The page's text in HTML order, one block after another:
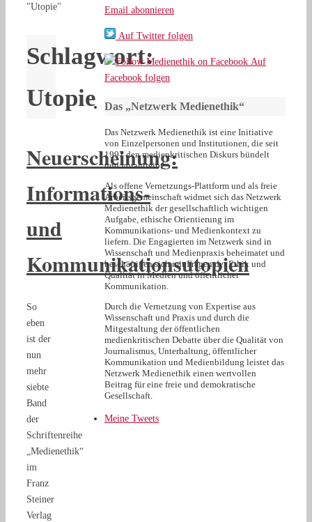
"Utopie"
Schlagwort:
Utopie
Neuerscheinung:
Informations-
und
Kommunikationsutopien
So
eben
ist der
nun
mehr
siebte
Band
der
Schriftenreihe
„Medienethik“
im
Franz
Steiner
Verlag
Email abonnieren
Auf Twitter folgen
Auf
Facebook folgen
Das „Netzwerk Medienethik“
Das Netzwerk Medienethik ist eine Initiative
von Einzelpersonen und Institutionen, die seit
1997 den medienkritischen Diskurs bündelt
und vorantreibt.
Als offene Vernetzungs-Plattform und als freie
Arbeitsgemeinschaft widmet sich das Netzwerk
Medienethik der gesellschaftlich wichtigen
Aufgabe, ethische Orientierung im
Kommunikations- und Medienkontext zu
liefern. Die Engagierten im Netzwerk sind in
Wissenschaft und Medienpraxis beheimatet und
beschäftigen sich mit Fragen der Ethik und
Qualität in Medien und öffentlicher
Kommunikation.
Durch die Vernetzung von Expertise aus
Wissenschaft und Praxis und durch die
Mitgestaltung der öffentlichen
medienkritischen Debatte über die Qualität von
Journalismus, Unterhaltung, öffentlicher
Kommunikation und Medienbildung leistet das
Netzwerk Medienethik einen wertvollen
Beitrag für eine freie und demokratische
Gesellschaft.
Meine Tweets